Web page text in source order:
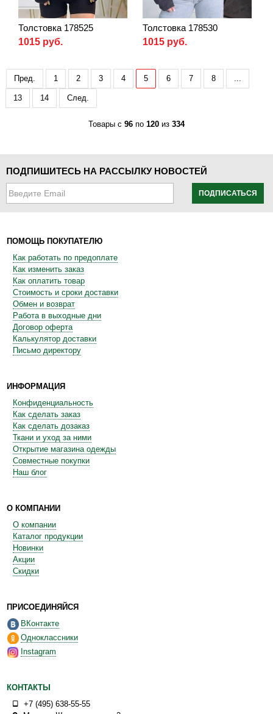
Толстовка 178525
1015 руб.
Толстовка 178530
1015 руб.
Пред. 1 2 3 4 5 6 7 8 ...
13 14 След.
Товары с 96 по 120 из 334
ПОДПИШИТЕСЬ НА РАССЫЛКУ НОВОСТЕЙ
ПОДПИСАТЬСЯ
ПОМОЩЬ ПОКУПАТЕЛЮ
Как работать по предоплате
Как изменить заказ
Как оплатить товар
Стоимость и сроки доставки
Обмен и возврат
Работа в выходные дни
Договор оферта
Калькулятор доставки
Письмо директору
ИНФОРМАЦИЯ
Конфиденциальность
Как сделать заказ
Как сделать дозаказ
Ткани и уход за ними
Открытие магазина одежды
Совместные покупки
Наш блог
О КОМПАНИИ
О компании
Каталог продукции
Новинки
Акции
Скидки
ПРИСОЕДИНЯЙСЯ
ВКонтакте
Одноклассники
Instagram
КОНТАКТЫ
+7 (495) 638-55-55